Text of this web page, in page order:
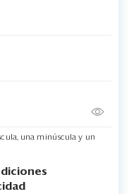
una minúscula y un